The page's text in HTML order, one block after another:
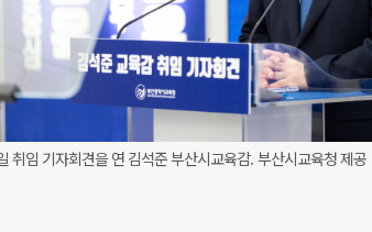
취임 기자회견을 연 김석준 부산시교육감. 부산시교육청 제공